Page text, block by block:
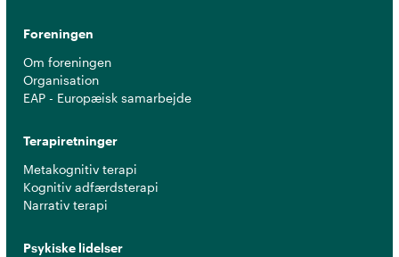
Foreningen
Om foreningen
Organisation
EAP - Europæisk samarbejde
Terapiretninger
Metakognitiv terapi
Kognitiv adfærdsterapi
Narrativ terapi
Psykiske lidelser